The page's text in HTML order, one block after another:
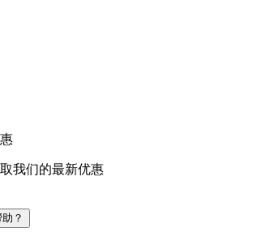
我们的最新优惠
？